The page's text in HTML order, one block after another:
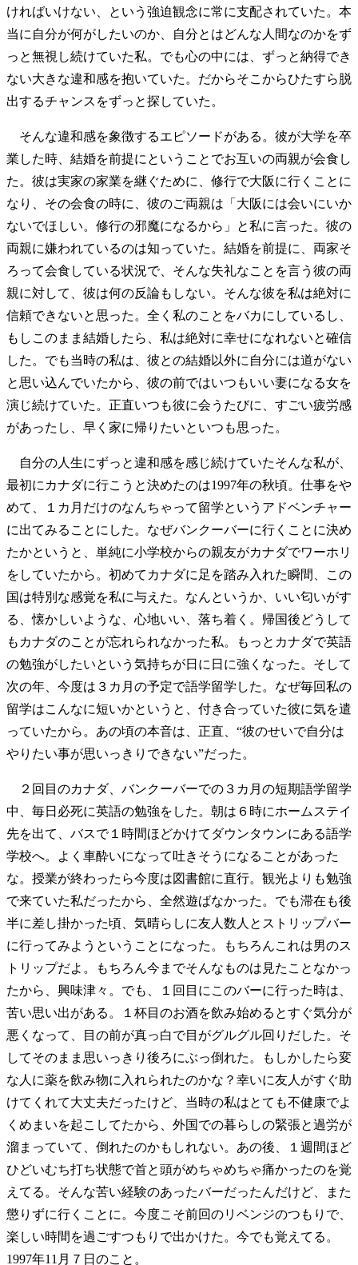
ければいけない、という強迫観念に常に支配されていた。本
当に自分が何がしたいのか、自分とはどんな人間なのかをず
っと無視し続けていた私。でも心の中には、ずっと納得でき
ない大きな違和感を抱いていた。だからそこからひたすら脱
出するチャンスをずっと探していた。
そんな違和感を象徴するエピソードがある。彼が大学を卒
業した時、結婚を前提にということでお互いの両親が会食し
た。彼は実家の家業を継ぐために、修行で大阪に行くことに
なり、その会食の時に、彼のご両親は「大阪には会いにいか
ないでほしい。修行の邪魔になるから」と私に言った。彼の
両親に嫌われているのは知っていた。結婚を前提に、両家そ
ろって会食している状況で、そんな失礼なことを言う彼の両
親に対して、彼は何の反論もしない。そんな彼を私は絶対に
信頼できないと思った。全く私のことをバカにしているし、
もしこのまま結婚したら、私は絶対に幸せになれないと確信
した。でも当時の私は、彼との結婚以外に自分には道がない
と思い込んでいたから、彼の前ではいつもいい妻になる女を
演じ続けていた。正直いつも彼に会うたびに、すごい疲労感
があったし、早く家に帰りたいといつも思った。
自分の人生にずっと違和感を感じ続けていたそんな私が、
最初にカナダに行こうと決めたのは1997年の秋頃。仕事をや
めて、１カ月だけのなんちゃって留学というアドベンチャー
に出てみることにした。なぜバンクーバーに行くことに決め
たかというと、単純に小学校からの親友がカナダでワーホリ
をしていたから。初めてカナダに足を踏み入れた瞬間、この
国は特別な感覚を私に与えた。なんというか、いい匂いがす
る、懐かしいような、心地いい、落ち着く。帰国後どうして
もカナダのことが忘れられなかった私。もっとカナダで英語
の勉強がしたいという気持ちが日に日に強くなった。そして
次の年、今度は３カ月の予定で語学留学した。なぜ毎回私の
留学はこんなに短いかというと、付き合っていた彼に気を遣
っていたから。あの頃の本音は、正直、“彼のせいで自分は
やりたい事が思いっきりできない”だった。
２回目のカナダ、バンクーバーでの３カ月の短期語学留学
中、毎日必死に英語の勉強をした。朝は６時にホームステイ
先を出て、バスで１時間ほどかけてダウンタウンにある語学
学校へ。よく車酔いになって吐きそうになることがあった
な。授業が終わったら今度は図書館に直行。観光よりも勉強
で来ていた私だったから、全然遊ばなかった。でも滞在も後
半に差し掛かった頃、気晴らしに友人数人とストリップバー
に行ってみようということになった。もちろんこれは男のス
トリップだよ。もちろん今までそんなものは見たことなかっ
たから、興味津々。でも、１回目にこのバーに行った時は、
苦い思い出がある。１杯目のお酒を飲み始めるとすぐ気分が
悪くなって、目の前が真っ白で目がグルグル回りだした。そ
してそのまま思いっきり後ろにぶっ倒れた。もしかしたら変
な人に薬を飲み物に入れられたのかな？幸いに友人がすぐ助
けてくれて大丈夫だったけど、当時の私はとても不健康でよ
くめまいを起こしてたから、外国での暮らしの緊張と過労が
溜まっていて、倒れたのかもしれない。あの後、１週間ほど
ひどいむち打ち状態で首と頭がめちゃめちゃ痛かったのを覚
えてる。そんな苦い経験のあったバーだったんだけど、また
懲りずに行くことに。今度こそ前回のリベンジのつもりで、
楽しい時間を過ごすつもりで出かけた。今でも覚えてる。
1997年11月７日のこと。